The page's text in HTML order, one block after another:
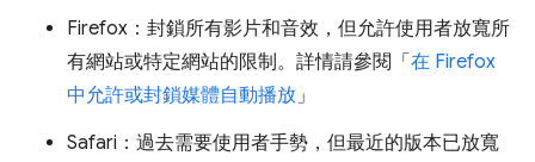
Firefox：封鎖所有影片和音效，但允許使用者放寬所
有網站或特定網站的限制。詳情請參閱「在 Firefox
中允許或封鎖媒體自動播放 」
Safari：過去需要使用者手勢，但最近的版本已放寬